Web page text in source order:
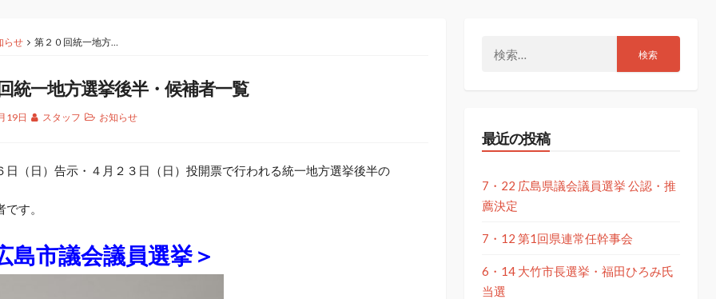
らせ 第２０回統一地方…
統一地方選挙後半・候補者一覧
19日 スタッフ お知らせ
（日）告示・４月２３日（日）投開票で行われる統一地方選挙後半の
す。
島市議会議員選挙＞
最近の投稿
7・22 広島県議会議員選挙 公認・推
薦決定
7・12 第1回県連常任幹事会
6・14 大竹市長選挙・福田ひろみ氏
当選